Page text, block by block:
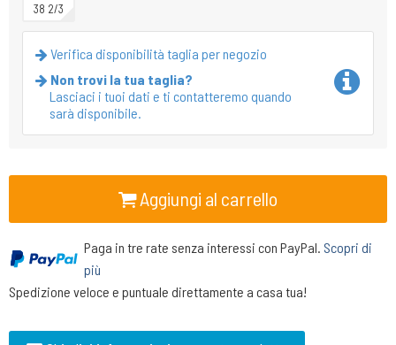
38 2/3
Verifica disponibilità taglia per negozio
Non trovi la tua taglia?
Lasciaci i tuoi dati e ti contatteremo quando
sarà disponibile.
Aggiungi al carrello
Paga in tre rate senza interessi con PayPal. Scopri di
più
Spedizione veloce e puntuale direttamente a casa tua!